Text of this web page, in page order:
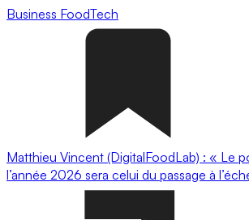
Business FoodTech
Matthieu Vincent (DigitalFoodLab) : « Le
l’année 2026 sera celui du passage à